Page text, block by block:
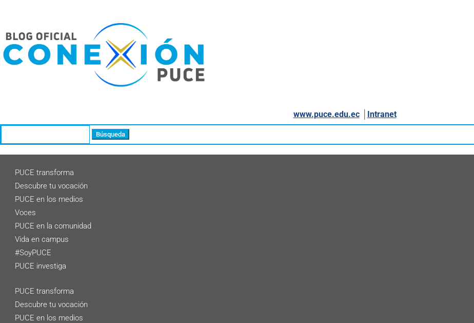
www.puce.edu.ec│ Intranet
PUCE transforma
Descubre tu vocación
PUCE en los medios
Voces
PUCE en la comunidad
Vida en campus
#SoyPUCE
PUCE investiga
PUCE transforma
Descubre tu vocación
PUCE en los medios